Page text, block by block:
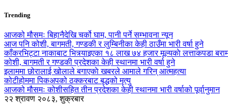
Trending
आजको मौसमः बिहानैदेखि चर्को घाम, पानी पर्ने सम्भावना न्यून
आज पनि कोशी, बागमती, गण्डकी र लुम्बिनीका केही ठाउँमा भारी वर्षा हुने
काँकरभिट्टा नाकाबाट भित्र्याइएका १८ लाख ७४ हजार मूल्यकाे लत्ताकपडा
कोशी, बागमती र गण्डकी प्रदेशका केही स्थानमा भारी वर्षा हुने
इलाममा छोरालाई खोलाले बगाएकाे खबरले आमाले गरिन् आत्महत्या
कोटीहोममा पिकअपको ठक्करबाट बृद्धको मृत्यु
आजको मौसमः कोशीसहित तीन प्रदेशका केही स्थानमा भारी वर्षाको पूर्वानुमान
२२ श्रावण २०८३, शुक्रबार